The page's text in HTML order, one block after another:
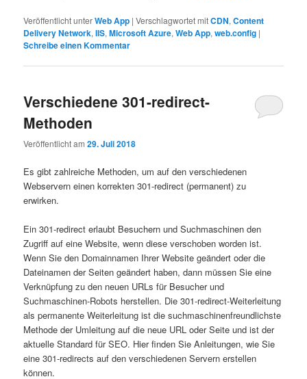
Veröffentlicht unterWeb App |Verschlagwortet mitCDN,Content
Delivery Network,IIS,Microsoft Azure,Web App,web.config |
Schreibe einen Kommentar
Verschiedene 301-redirect-
Methoden
Veröffentlicht am29. Juli 2018
Es gibt zahlreiche Methoden, um auf den verschiedenen
Webservern einen korrekten 301-redirect (permanent) zu
erwirken.
Ein 301-redirect erlaubt Besuchern und Suchmaschinen den
Zugriff auf eine Website, wenn diese verschoben worden ist.
Wenn Sie den Domainnamen Ihrer Website geändert oder die
Dateinamen der Seiten geändert haben, dann müssen Sie eine
Verknüpfung zu den neuen URLs für Besucher und
Suchmaschinen-Robots herstellen. Die 301-redirect-Weiterleitung
als permanente Weiterleitung ist die suchmaschinenfreundlichste
Methode der Umleitung auf die neue URL oder Seite und ist der
aktuelle Standard für SEO. Hier finden Sie Anleitungen, wie Sie
eine 301-redirects auf den verschiedenen Servern erstellen
können.